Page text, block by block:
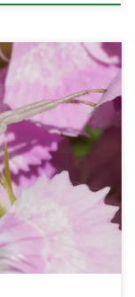
capturer leurs
les butineurs
vatia
? Vous la
: